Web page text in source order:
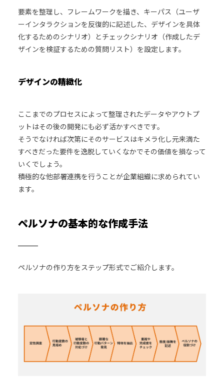
要素を整理し、フレームワークを描き、キーパス（ユーザ
ーインタラクションを反復的に記述した、デザインを具体
化するためのシナリオ）とチェックシナリオ（作成したデ
ザインを検証するための質問リスト）を設定します。
デザインの精緻化
ここまでのプロセスによって整理されたデータやアウトプ
ットはその後の開発にも必ず活かすべきです。
そうでなければ次第にそのサービスはキメラ化し元来満た
すべきだった要件を逸脱していくなかでその価値を損なって
いくでしょう。
積極的な他部署連携を行うことが企業組織に求められてい
ます。
ペルソナの基本的な作成手法
ペルソナの作り方をステップ形式でご紹介します。